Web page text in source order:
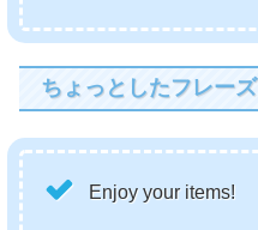
ちょっとしたフレーズ
Enjoy your items!